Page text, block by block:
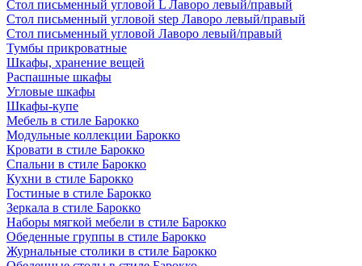
Стол письменный угловой L Лаворо левый/правый
Стол письменный угловой step Лаворо левый/правый
Стол письменный угловой Лаворо левый/правый
Тумбы прикроватные
Шкафы, хранение вещей
Распашные шкафы
Угловые шкафы
Шкафы-купе
Мебель в стиле Барокко
Модульные коллекции Барокко
Кровати в стиле Барокко
Спальни в стиле Барокко
Кухни в стиле Барокко
Гостиные в стиле Барокко
Зеркала в стиле Барокко
Наборы мягкой мебели в стиле Барокко
Обеденные группы в стиле Барокко
Журнальные столики в стиле Барокко